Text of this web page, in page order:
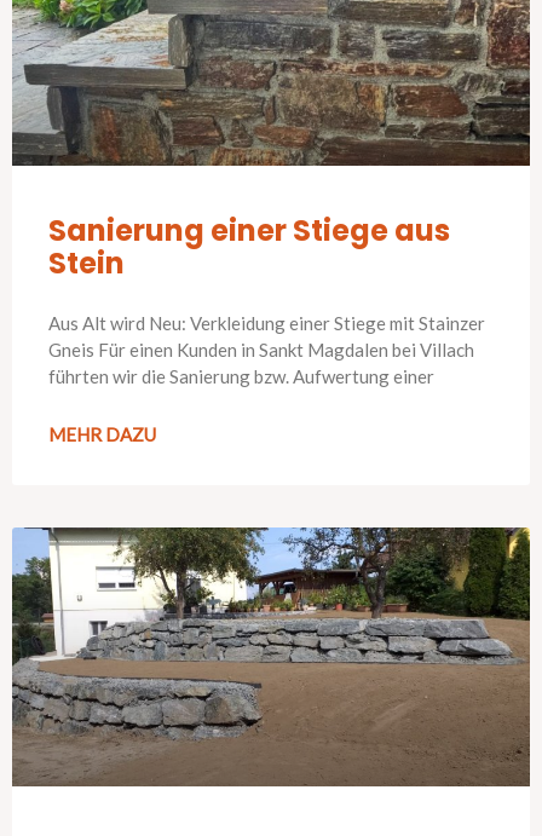
Sanierung einer Stiege aus
Stein
Aus Alt wird Neu: Verkleidung einer Stiege mit Stainzer
Gneis Für einen Kunden in Sankt Magdalen bei Villach
führten wir die Sanierung bzw. Aufwertung einer
MEHR DAZU